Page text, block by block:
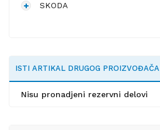
SKODA
ISTI ARTIKAL DRUGOG PROIZVOĐAČA
Nisu pronadjeni rezervni delovi